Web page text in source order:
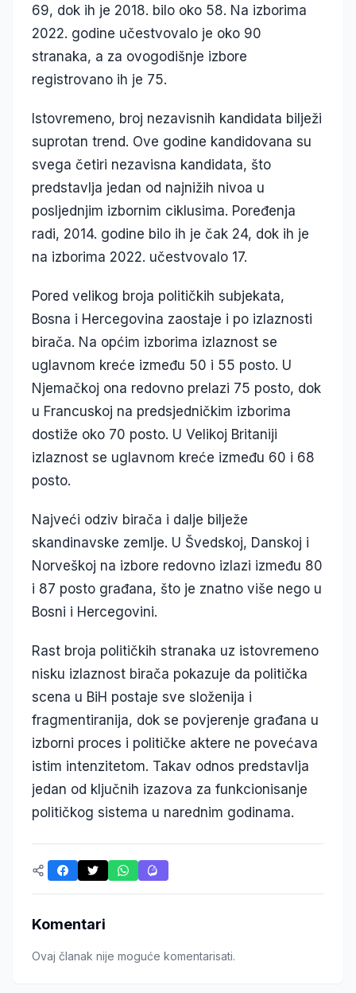
69, dok ih je 2018. bilo oko 58. Na izborima
2022. godine učestvovalo je oko 90
stranaka, a za ovogodišnje izbore
registrovano ih je 75.
Istovremeno, broj nezavisnih kandidata bilježi
suprotan trend. Ove godine kandidovana su
svega četiri nezavisna kandidata, što
predstavlja jedan od najnižih nivoa u
posljednjim izbornim ciklusima. Poređenja
radi, 2014. godine bilo ih je čak 24, dok ih je
na izborima 2022. učestvovalo 17.
Pored velikog broja političkih subjekata,
Bosna i Hercegovina zaostaje i po izlaznosti
birača. Na općim izborima izlaznost se
uglavnom kreće između 50 i 55 posto. U
Njemačkoj ona redovno prelazi 75 posto, dok
u Francuskoj na predsjedničkim izborima
dostiže oko 70 posto. U Velikoj Britaniji
izlaznost se uglavnom kreće između 60 i 68
posto.
Najveći odziv birača i dalje bilježe
skandinavske zemlje. U Švedskoj, Danskoj i
Norveškoj na izbore redovno izlazi između 80
i 87 posto građana, što je znatno više nego u
Bosni i Hercegovini.
Rast broja političkih stranaka uz istovremeno
nisku izlaznost birača pokazuje da politička
scena u BiH postaje sve složenija i
fragmentiranija, dok se povjerenje građana u
izborni proces i političke aktere ne povećava
istim intenzitetom. Takav odnos predstavlja
jedan od ključnih izazova za funkcionisanje
političkog sistema u narednim godinama.
Komentari
Ovaj članak nije moguće komentarisati.